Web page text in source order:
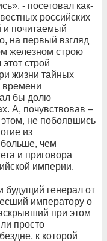
- посетовал как-
российских
и почитаемый
на первый взгляд
железном строю
строй
жизни тайных
времени
бы долю
А, почувствовав –
не побоявшись
из
больше, чем
и приговора
империи.
будущий генерал от
императору о
при этом
просто
к которой